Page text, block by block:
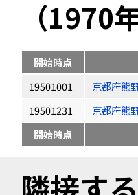
（1970
開始時点
19501001
京都府熊
19501231
京都府熊
開始時点